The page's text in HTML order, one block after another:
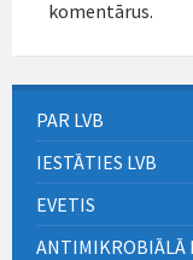
komentārus.
PAR LVB
IESTĀTIES LVB
EVETIS
ANTIMIKROBIĀLĀ